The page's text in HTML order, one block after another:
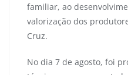
familiar, ao
valorização dos
Cruz.
No dia 7 de agosto, foi